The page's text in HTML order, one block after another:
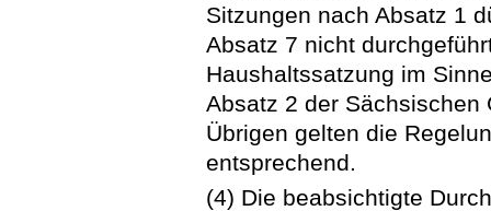
Sitzungen nach Absatz 1
Absatz 7 nicht
Haushaltssatzung im
Absatz 2 der Sächsischen
Übrigen gelten die
entsprechend.
(4) Die beabsichtigte